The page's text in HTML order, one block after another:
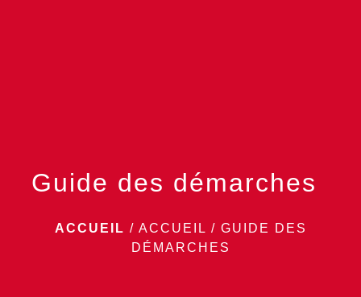
Guide des démarches
ACCUEIL / ACCUEIL / GUIDE DES
DÉMARCHES